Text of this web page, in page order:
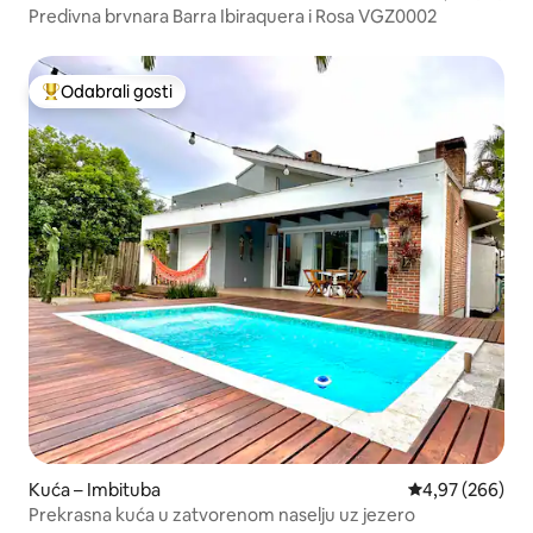
Predivna brvnara Barra Ibiraquera i Rosa VGZ0002
Među najviše rangiranima s oznakom „Odabrali gosti”
Odabrali gosti
Kuća – Imbituba Prosječna
4,97 (266)
Prekrasna kuća u zatvorenom naselju uz jezero